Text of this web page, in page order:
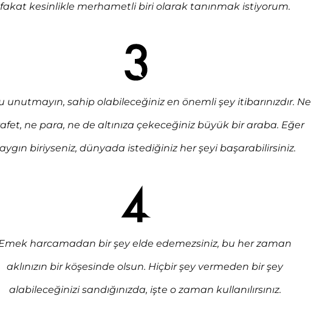
fakat kesinlikle merhametli biri olarak tanınmak istiyorum.
unutmayın, sahip olabileceğiniz en önemli şey itibarınızdır. Ne
ne para, ne de altınıza çekeceğiniz büyük bir araba. Eğer
biriyseniz, dünyada istediğiniz her şeyi başarabilirsiniz.
harcamadan bir şey elde edemezsiniz, bu her zaman
aklınızın bir köşesinde olsun. Hiçbir şey vermeden bir şey
alabileceğinizi sandığınızda, işte o zaman kullanılırsınız.